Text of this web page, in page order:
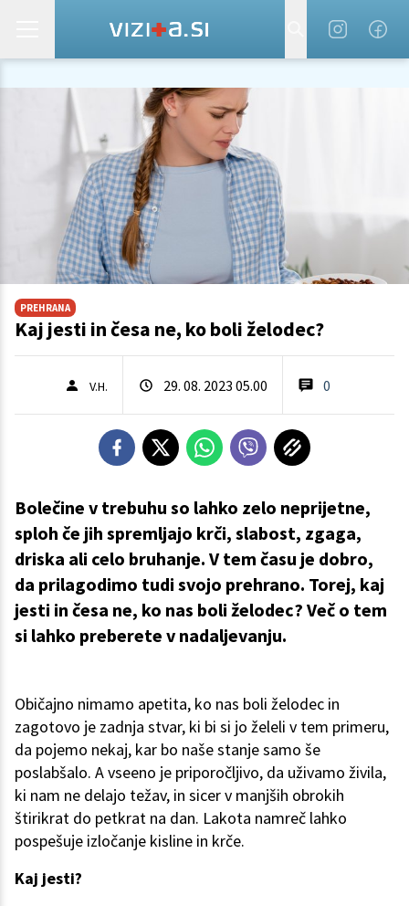
PREHRANA
Kaj jesti in česa ne, ko boli želodec?
V.H. 29. 08. 2023 05.00 0
Bolečine v trebuhu so lahko zelo neprijetne,
sploh če jih spremljajo krči, slabost, zgaga,
driska ali celo bruhanje. V tem času je dobro,
da prilagodimo tudi svojo prehrano. Torej, kaj
jesti in česa ne, ko nas boli želodec? Več o tem
si lahko preberete v nadaljevanju.
Običajno nimamo apetita, ko nas boli želodec in
zagotovo je zadnja stvar, ki bi si jo želeli v tem primeru,
da pojemo nekaj, kar bo naše stanje samo še
poslabšalo. A vseeno je priporočljivo, da uživamo živila,
ki nam ne delajo težav, in sicer v manjših obrokih
štirikrat do petkrat na dan. Lakota namreč lahko
pospešuje izločanje kisline in krče.
Kaj jesti?